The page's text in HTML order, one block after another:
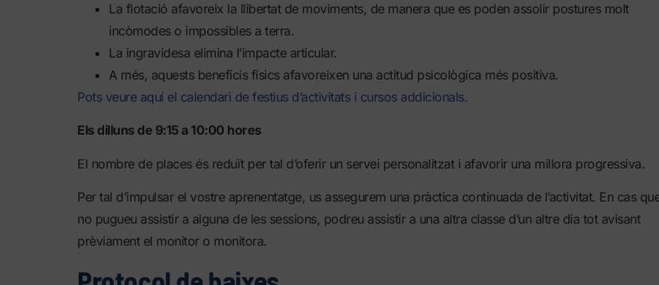
La flotació afavoreix la llibertat de moviments, de manera que es poden assolir postures molt
incòmodes o impossibles a terra.
La ingravidesa elimina l’impacte articular.
A més, aquests beneficis físics afavoreixen una actitud psicològica més positiva.
Pots veure aquí el calendari de festius d’activitats i cursos addicionals.
Els dilluns de 9:15 a 10:00 hores
El nombre de places és reduït per tal d’oferir un servei personalitzat i afavorir una millora progressiva.
Per tal d’impulsar el vostre aprenentatge, us assegurem una pràctica continuada de l’activitat. En cas
no pugueu assistir a alguna de les sessions, podreu assistir a una altra classe d’un altre dia tot avisant
prèviament el monitor o monitora.